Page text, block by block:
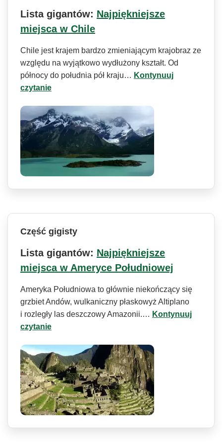
Lista gigantów: Najpiękniejsze
miejsca w Chile
Chile jest krajem bardzo zmieniającym krajobraz ze
względu na wyjątkowo wydłużony kształt. Od
północy do południa pół kraju… Kontynuuj
czytanie
Część gigisty
Lista gigantów: Najpiękniejsze
miejsca w Ameryce Południowej
Ameryka Południowa to głównie niekończący się
grzbiet Andów, wulkaniczny płaskowyż Altiplano
i rozległy las deszczowy Amazonii.… Kontynuuj
czytanie